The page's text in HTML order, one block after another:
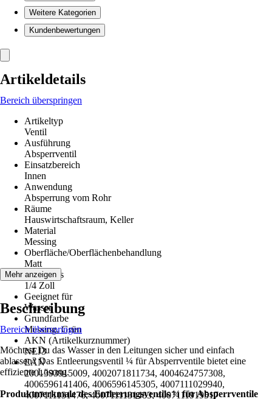
Weitere Kategorien
Kundenbewertungen
Artikeldetails
Bereich überspringen
Artikeltyp
Ventil
Ausführung
Absperrventil
Einsatzbereich
Innen
Anwendung
Absperrung vom Rohr
Räume
Hauswirtschaftsraum, Keller
Material
Messing
Oberfläche/Oberflächenbehandlung
Matt
Anschluss
1/4 Zoll
Geeignet für
Wasser
Grundfarbe
Messing, Grün
AKN (Artikelkurznummer)
NEJ3
EAN
2001393915009, 4002071811734, 4004624757308,
4006596141406, 4006596145305, 4007111029940,
4007111131476, 4007111131483, 4007111919517
Mehr anzeigen
Beschreibung
Bereich überspringen
Möchtest Du das Wasser in den Leitungen sicher und einfach
ablassen? Das Entleerungsventil ¼ für Absperrventile bietet eine
effiziente Lösung.
Produktmerkmale des Entleerungsventils ¼ für Absperrventile